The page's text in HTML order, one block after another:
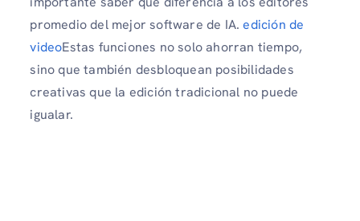
promedio del mejor software de IA.edición de
videoEstas funciones no solo ahorran tiempo,
sino que también desbloquean posibilidades
creativas que la edición tradicional no puede
igualar.